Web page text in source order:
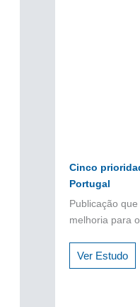
Cinco
Portugal
Publicação
melhoria para
Ver Estudo